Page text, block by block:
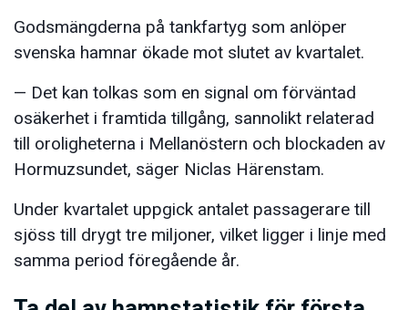
Godsmängderna på tankfartyg som anlöper
svenska hamnar ökade mot slutet av kvartalet.
— Det kan tolkas som en signal om förväntad
osäkerhet i framtida tillgång, sannolikt relaterad
till oroligheterna i Mellanöstern och blockaden av
Hormuzsundet, säger Niclas Härenstam.
Under kvartalet uppgick antalet passagerare till
sjöss till drygt tre miljoner, vilket ligger i linje med
samma period föregående år.